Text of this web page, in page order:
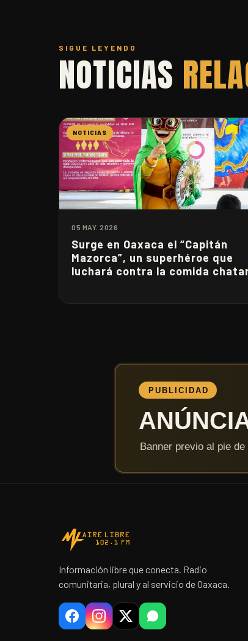
SIGUE LEYENDO
NOTICIAS
NOTICIAS
05 MAY. 2026
Surge en Oaxaca el “Capitán
Mazorca”, un superhéroe que
luchará contra la comida
Información libre que conecta. Radio
comunitaria, plural y al servicio de Oaxaca.